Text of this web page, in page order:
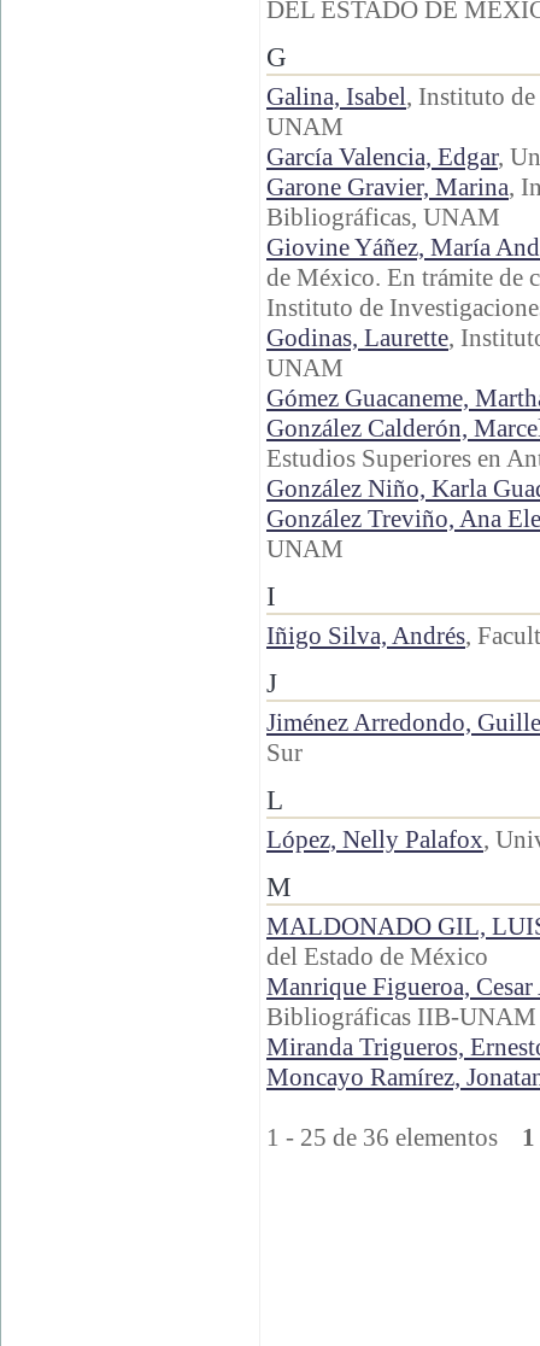
DEL ESTADO DE
G
Galina, Isabel, Instituto
UNAM
García Valencia, Edgar,
Garone Gravier, Marina,
Bibliográficas, UNAM
Giovine Yáñez, María
de México. En trámite de
Instituto de
Godinas, Laurette,
UNAM
Gómez Guacaneme,
González Calderón,
Estudios Superiores en
González Niño, Karla
González Treviño, Ana
UNAM
I
Iñigo Silva, Andrés,
J
Jiménez Arredondo,
Sur
L
López, Nelly Palafox,
M
MALDONADO GIL,
del Estado de México
Manrique Figueroa,
Bibliográficas IIB-UNAM
Miranda Trigueros,
Moncayo Ramírez,
1 - 25 de 36 elementos 1